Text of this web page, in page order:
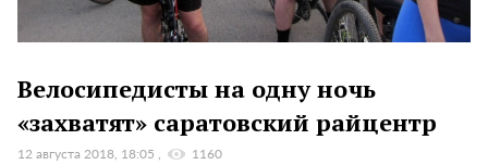
Велосипедисты на одну ночь
«захватят» саратовский райцентр
12 августа 2018, 18:05 1160